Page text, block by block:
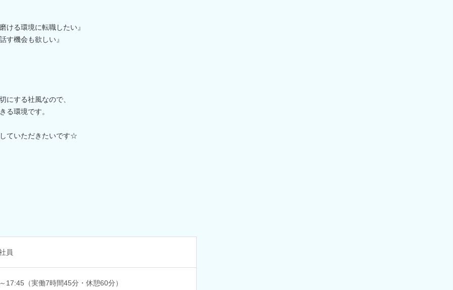
ける環境に転職したい』
す機会も欲しい』
にする社風なので、
る環境です。
ていただきたいです☆
員
17:45（実働7時間45分・休憩60分）